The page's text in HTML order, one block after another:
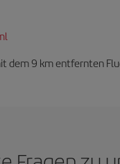
9 km entfernten